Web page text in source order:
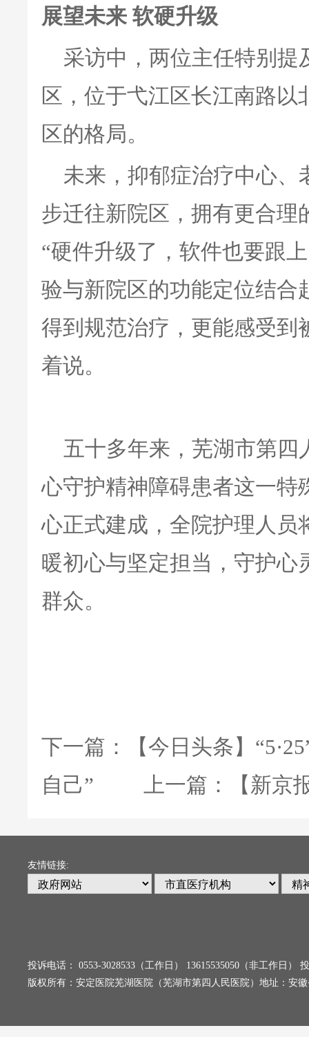
展望未来 软硬升级
采访中，两位主任特别提
区，位于弋江区长江南路
区的格局。
未来，抑郁症治疗中心、
步迁往新院区，拥有更合理
“硬件升级了，软件也要跟
验与新院区的功能定位结合
得到规范治疗，更能感受到
着说。
五十多年来，芜湖市第四
心守护精神障碍患者这一特
心正式建成，全院护理人员
暖初心与坚定担当，守护心
群众。
下一篇：
【今日头条】
自己” 上一篇： 【新京
友情链接:
投诉电话： 0553-3028533（工作日） 13615535050（非工作日）
版权所有：安定医院芜湖医院（芜湖市第四人民医院）地址：